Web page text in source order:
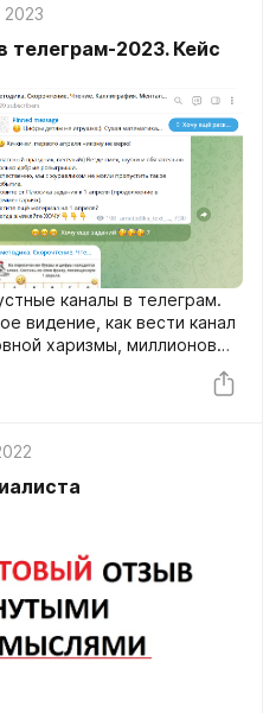
2023
2023. Кейс
каналы в телеграм.
видение, как вести канал
харизмы, миллионов